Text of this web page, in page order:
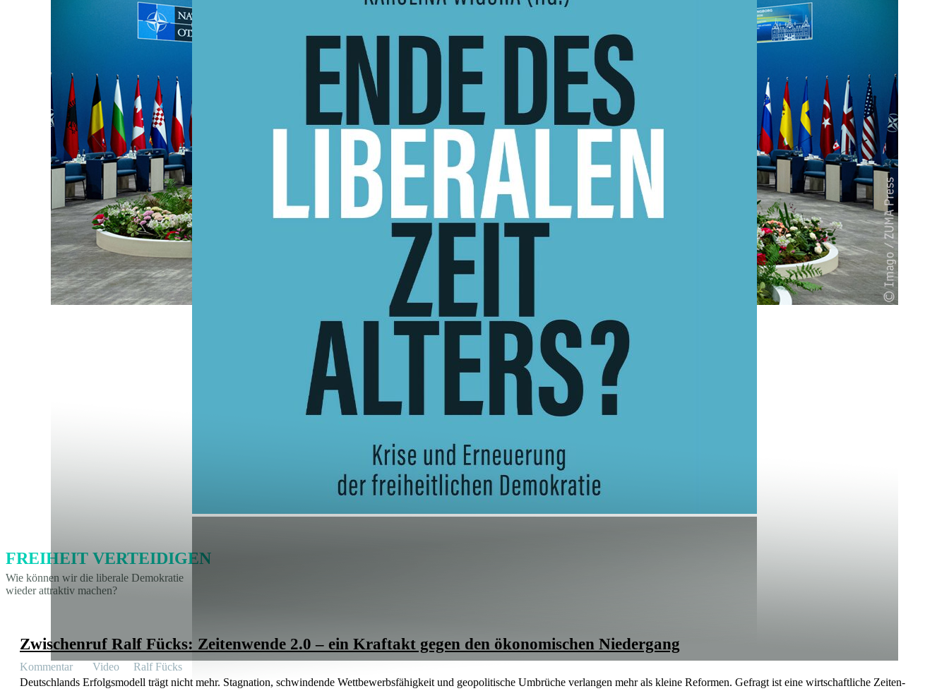
FREIHEIT VERTEIDIGEN
Wie können wir die liberale Demokratie
wieder attraktiv machen?
Zwischenruf Ralf Fücks: Zeiten­wende 2.0 – ein Kraftakt gegen den ökono­mi­schen Niedergang
Kommentar Video Ralf Fücks
Deutsch­lands Erfolgs­modell trägt nicht mehr. Stagnation, schwin­dende Wettbe­werbs­fä­higkeit und geopo­li­tische Umbrüche verlangen mehr als kleine Reformen. Gefragt ist eine wirtschaft­liche Zeiten­